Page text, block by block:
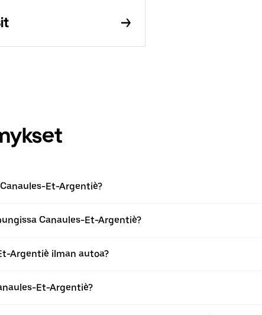
Et-Argentiè?
Canaules-Et-Argentiè?
Argentiè ilman autoa?
Et-Argentiè?